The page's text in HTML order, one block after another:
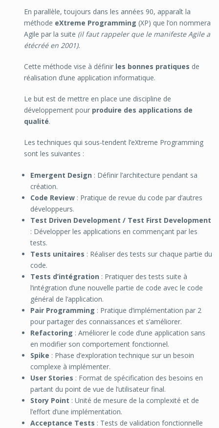
En parallèle, toujours dans les années 90, apparaît la
méthode eXtreme Programming (XP) que l’on nommera
Agile par la suite (il faut rappeler que le manifeste Agile a
étécréé en 2001).
Cette méthode vise à définir les bonnes pratiques de
réalisation d’une application informatique.
Le but est de mettre en place une discipline de
développement pour produire des applications de
qualité.
Les techniques qui sous-tendent l’eXtreme Programming
sont les suivantes :
Emergent Design : Définir l’architecture pendant sa
création.
Code Review : Pratique de revue du code par d’autres
développeurs.
Test Driven Development / Test First Development
: Développer les applications en commençant par les
tests.
Tests unitaires : Réaliser des tests sur chaque partie du
code.
Tests d’intégration : Pratiquer des tests suite à
l’intégration d’une nouvelle partie de code avec le code
général de l’application.
Pair Programming : Pratique d’implémentation par 2
pour partager des connaissances et s’améliorer.
Refactoring : Améliorer le code d’une application sans
en modifier son comportement fonctionnel.
Spike : Phase d’exploration technique sur un besoin
complexe à implémenter.
User Stories : Format de spécification des besoins en
partant du point de vue de l’utilisateur final.
Story Point : Unité de mesure de la complexité et de
l’effort d’une implémentation.
Acceptance Tests : Tests de validation fonctionnelle